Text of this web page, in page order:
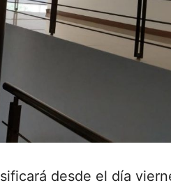
desde el día